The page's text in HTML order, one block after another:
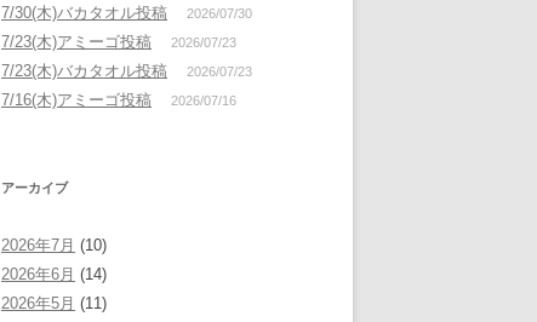
7/30(木)バカタオル投稿 2026/07/30
7/23(木)アミーゴ投稿 2026/07/23
7/23(木)バカタオル投稿 2026/07/23
7/16(木)アミーゴ投稿 2026/07/16
アーカイブ
2026年7月 (10)
2026年6月 (14)
2026年5月 (11)